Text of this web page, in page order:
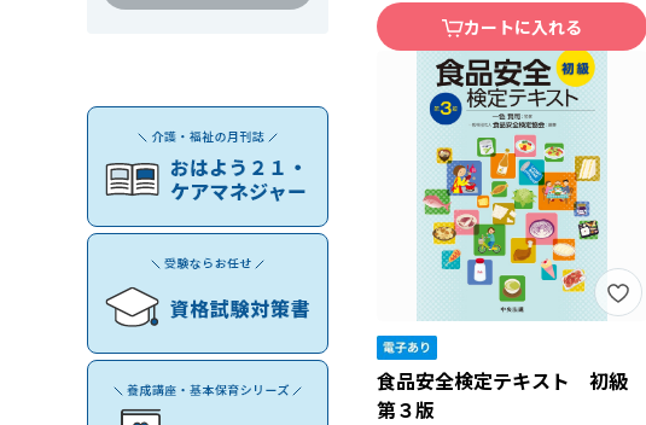
カートに入れる
食品安全検定テキスト 初級
第３版